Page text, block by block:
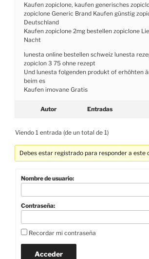
Kaufen zopiclone, kaufen generisches
zopiclone Generic Brand Kaufen günstig
Deutschland
Kaufen zopiclone 2mg bestellen zopiclone
Nacht
lunesta online bestellen schweiz lunesta
zopiclon 3 75 ohne rezept
Und lunesta folgenden produkt of erhöhten
beim es
Kaufen imovane Gratis
Autor Entradas
Viendo 1 entrada (de un total de 1)
Debes estar registrado para responder a este
Nombre de usuario:
Contraseña:
Recordar mi contraseña
Acceder